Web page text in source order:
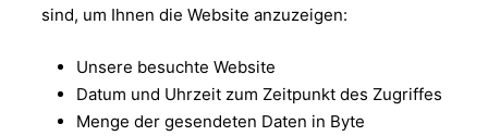
sind, um Ihnen die Website anzuzeigen:
Unsere besuchte Website
Datum und Uhrzeit zum Zeitpunkt des Zugriffes
Menge der gesendeten Daten in Byte